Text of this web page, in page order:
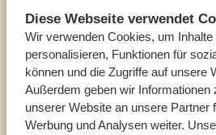
Diese Webseite verwendet
Wir verwenden Cookies, um Inhalte
personalisieren, Funktionen für
können und die Zugriffe auf unsere
Außerdem geben wir Informationen
unserer Website an unsere Partner
Werbung und Analysen weiter.
Sprechen Sie
UNSERE EXPERTEN